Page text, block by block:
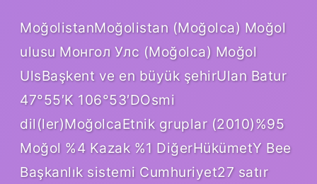
MoğolistanMoğolistan (Moğolca) Moğol
ulusu Монгол Улс (Moğolca) Moğol
UlsBaşkent ve en büyük şehirUlan Batur
47°55′K 106°53′DOsmi
dil(ler)MoğolcaEtnik gruplar (2010)%95
Moğol %4 Kazak %1 DiğerHükümetY Bee
Başkanlık sistemi Cumhuriyet27 satır